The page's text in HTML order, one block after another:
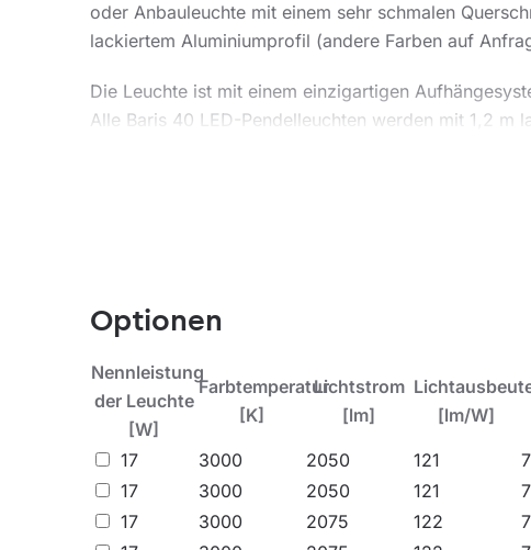
oder Anbauleuchte mit einem sehr schmalen
lackiertem Aluminiumprofil (andere Farben auf
Die Leuchte ist mit einem einzigartigen
Alle Baris 40 LED-Pendelleuchten werden mit 1,2 m
den Einsatz in modernen Bürogebäuden der A+-
Optionen
Nennleistung
der Leuchte
[W]
Farbtemperatur
[K]
Lichtstrom
[lm]
[lm/W]
17 3000 2050 121
17
3000 2050 121
17
3000 2075 122